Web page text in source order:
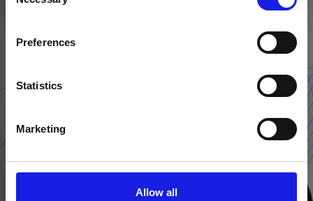
Preferences
Statistics
Marketing
Allow all